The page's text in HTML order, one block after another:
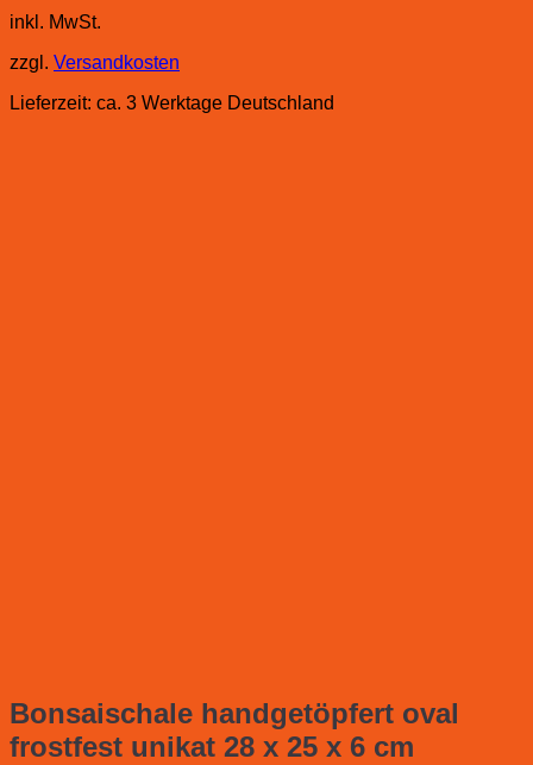
inkl. MwSt.
zzgl. Versandkosten
Lieferzeit: ca. 3 Werktage Deutschland
Bonsaischale handgetöpfert oval
frostfest unikat 28 x 25 x 6 cm